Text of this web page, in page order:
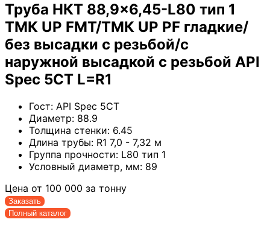
Труба НКТ 88,9×6,45-L80 тип 1
ТМК UP FMT/ТМК UP PF гладкие/
без высадки с резьбой/с
наружной высадкой с резьбой API
Spec 5CT L=R1
Гост: API Spec 5CT
Диаметр: 88.9
Толщина стенки: 6.45
Длина трубы: R1 7,0 - 7,32 м
Группа прочности: L80 тип 1
Условный диаметр, мм: 89
Цена от 100 000 за тонну
Заказать
Полный каталог